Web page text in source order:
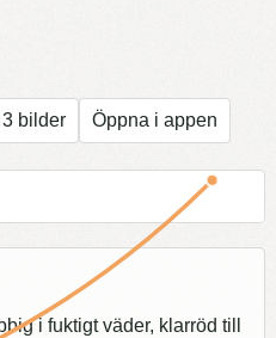
3 bilder Öppna i appen
i fuktigt väder, klarröd till